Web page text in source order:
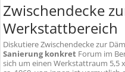
Zwischendecke
Werkstattbereich
DiskutiereZwischendecke zur
Sanierung konkret Forum im
sich um einen Werkstattraum 5,5